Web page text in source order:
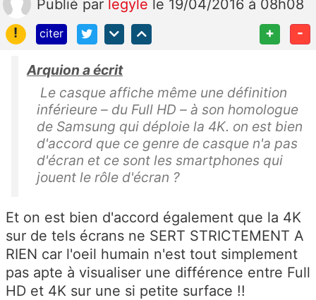
Publié par legyle le 19/04/2016 à 08h08
!
citer + -
Arquion a écrit
Le casque affiche même une définition
inférieure – du Full HD – à son homologue
de Samsung qui déploie la 4K. on est bien
d'accord que ce genre de casque n'a pas
d'écran et ce sont les smartphones qui
jouent le rôle d'écran ?
Et on est bien d'accord également que la 4K
sur de tels écrans ne SERT STRICTEMENT A
RIEN car l'oeil humain n'est tout simplement
pas apte à visualiser une différence entre Full
HD et 4K sur une si petite surface !!